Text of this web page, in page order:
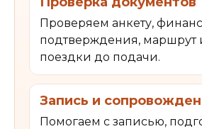
Проверяем анкету,
подтверждения, маршрут
поездки до подачи.
Запись и
Помогаем с записью,